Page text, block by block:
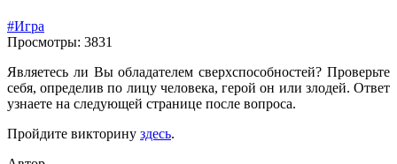
#Игра
Просмотры: 3831
Являетесь ли Вы обладателем сверхспособностей? Проверьте
себя, определив по лицу человека, герой он или злодей. Ответ
узнаете на следующей странице после вопроса.
Пройдите викторину здесь.